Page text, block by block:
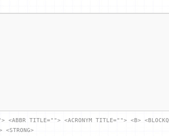
TITLE=""> <ACRONYM TITLE=""> <B>